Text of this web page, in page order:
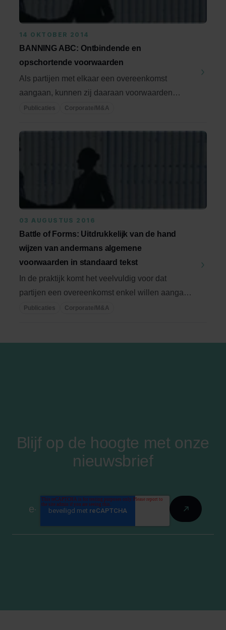
14 OKTOBER 2014
BANNING ABC: Ontbindende en
opschortende voorwaarden
Als partijen met elkaar een overeenkomst
aangaan, kunnen zij daaraan voorwaarden
verbinden. De wet ...
Publicaties Corporate/M&A
03 AUGUSTUS 2016
Battle of Forms: Uitdrukkelijk van de hand
wijzen van andermans algemene
voorwaarden in standaard tekst
In de praktijk komt het veelvuldig voor dat
partijen een overeenkomst enkel willen aangaan
onder de ...
Publicaties Corporate/M&A
Blijf op de hoogte met onze
nieuwsbrief